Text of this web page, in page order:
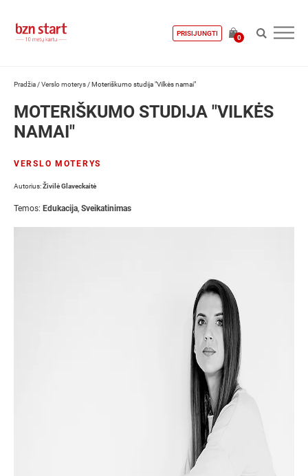
PRISIJUNGTI
0
Pradžia /Verslo moterys /Moteriškumo studija "Vilkės namai"
MOTERIŠKUMO STUDIJA "VILKĖS
NAMAI"
VERSLO MOTERYS
Autorius:Živilė Glaveckaitė
Temos: Edukacija, Sveikatinimas